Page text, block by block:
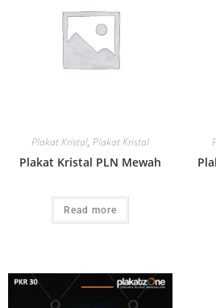
Plakat Kristal, Plakat Kristal
Plakat Kristal PLN Mewah
Read more